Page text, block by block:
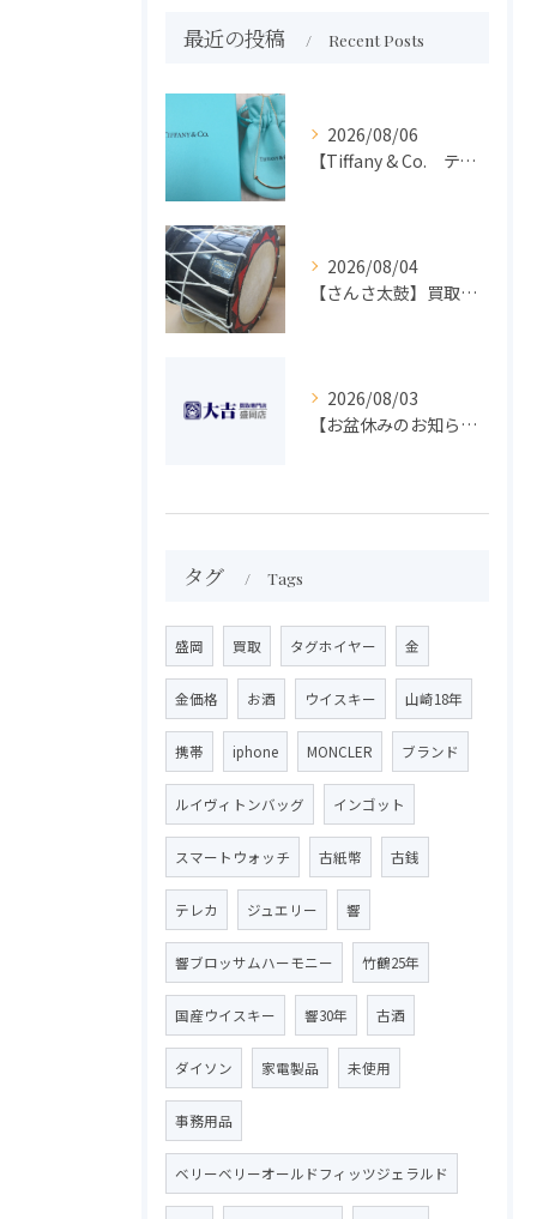
最近の投稿 Recent Posts
2026/08/06
【Tiffany & Co. ティファニー】買取 大吉盛岡店 アクセサリー買取しました！！
2026/08/04
【さんさ太鼓】買取 大吉盛岡店 楽器 買取します！！
2026/08/03
【お盆休みのお知らせ】買取専門 大吉 盛岡店
タグ Tags
盛岡 買取 タグホイヤー 金
金価格 お酒 ウイスキー 山崎18年
携帯 iphone MONCLER ブランド
ルイヴィトンバッグ インゴット
スマートウォッチ 古紙幣 古銭
テレカ ジュエリー 響
響ブロッサムハーモニー 竹鶴25年
国産ウイスキー 響30年 古酒
ダイソン 家電製品 未使用
事務用品
ベリーベリーオールドフィッツジェラルド